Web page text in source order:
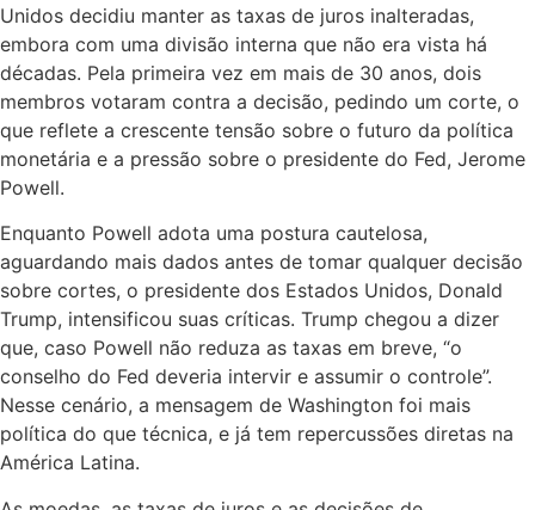
Unidos decidiu manter as taxas de juros inalteradas,
embora com uma divisão interna que não era vista há
décadas. Pela primeira vez em mais de 30 anos, dois
membros votaram contra a decisão, pedindo um corte, o
que reflete a crescente tensão sobre o futuro da política
monetária e a pressão sobre o presidente do Fed, Jerome
Powell.
Enquanto Powell adota uma postura cautelosa,
aguardando mais dados antes de tomar qualquer decisão
sobre cortes, o presidente dos Estados Unidos, Donald
Trump, intensificou suas críticas. Trump chegou a dizer
que, caso Powell não reduza as taxas em breve, “o
conselho do Fed deveria intervir e assumir o controle”.
Nesse cenário, a mensagem de Washington foi mais
política do que técnica, e já tem repercussões diretas na
América Latina.